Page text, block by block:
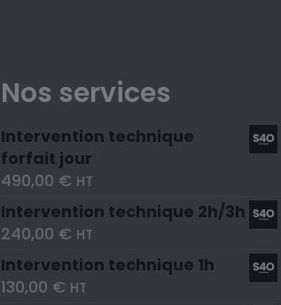
Nos services
Intervention technique
forfait jour
490,00 € HT
Intervention technique 2h/3h
240,00 € HT
Intervention technique 1h
130,00 € HT